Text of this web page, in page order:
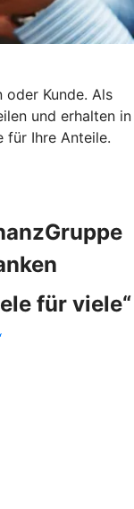
oder Kunde. Als
und erhalten in
für Ihre Anteile.
für viele“